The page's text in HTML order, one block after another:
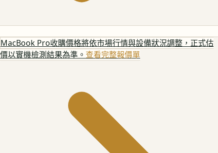
MacBook Pro收購價格將依市場行情與設備狀況調整，正式估
價以實機檢測結果為準。 查看完整報價單